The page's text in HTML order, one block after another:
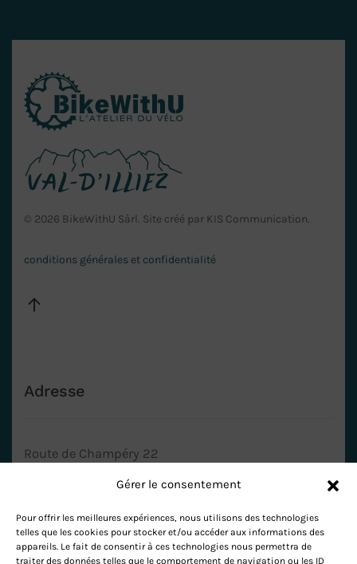
Gérer le consentement
Pour offrir les meilleures expériences, nous utilisons des technologies
telles que les cookies pour stocker et/ou accéder aux informations des
appareils. Le fait de consentir à ces technologies nous permettra de
traiter des données telles que le comportement de navigation ou les ID
© 2026 BikeWithU Sàrl. Site créé par KIS Communication.
conditions générales et confidentialité
Adresse
Route de Champéry 22
voir la carte